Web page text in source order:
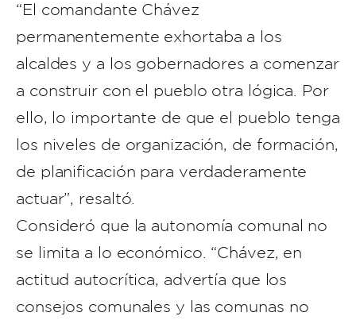
“El comandante Chávez
permanentemente exhortaba a los
alcaldes y a los gobernadores a comenzar
a construir con el pueblo otra lógica. Por
ello, lo importante de que el pueblo tenga
los niveles de organización, de formación,
de planificación para verdaderamente
actuar”, resaltó.
Consideró que la autonomía comunal no
se limita a lo económico. “Chávez, en
actitud autocrítica, advertía que los
consejos comunales y las comunas no